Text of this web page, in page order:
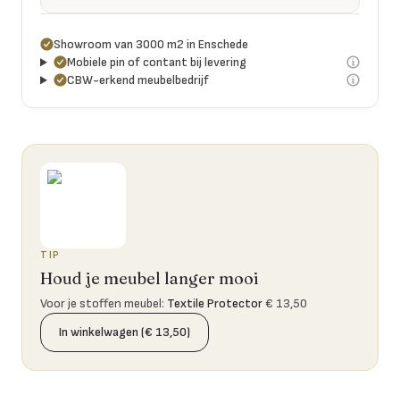
Showroom van 3000 m2 in Enschede
Mobiele pin of contant bij levering
CBW-erkend meubelbedrijf
TIP
Houd je meubel langer mooi
Voor je stoffen meubel: Textile Protector€ 13,50
In winkelwagen (€ 13,50)